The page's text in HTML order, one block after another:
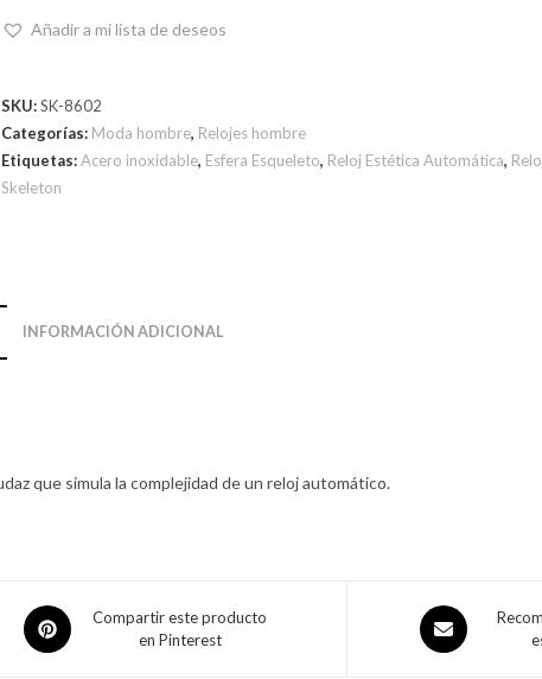
Añadir a mi lista de deseos
SKU:SK-8602
Categorías: Moda hombre, Relojes hombre
Etiquetas:Acero inoxidable, Esfera Esqueleto, Reloj Estética Automática,
Skeleton
INFORMACIÓN ADICIONAL
que simula la complejidad de un reloj automático.
Compartir este producto
en Pinterest